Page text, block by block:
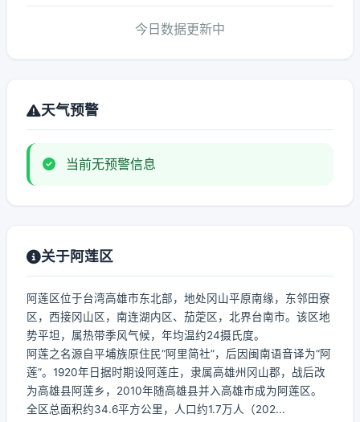
今日数据更新中
天气预警
当前无预警信息
关于阿莲区
阿莲区位于台湾高雄市东北部，地处冈山平原南缘，东邻田寮
区，西接冈山区，南连湖内区、茄萣区，北界台南市。该区地
势平坦，属热带季风气候，年均温约24摄氏度。
阿莲之名源自平埔族原住民“阿里简社”，后因闽南语音译为“阿
莲”。1920年日据时期设阿莲庄，隶属高雄州冈山郡，战后改
为高雄县阿莲乡，2010年随高雄县并入高雄市成为阿莲区。
全区总面积约34.6平方公里，人口约1.7万人（202...